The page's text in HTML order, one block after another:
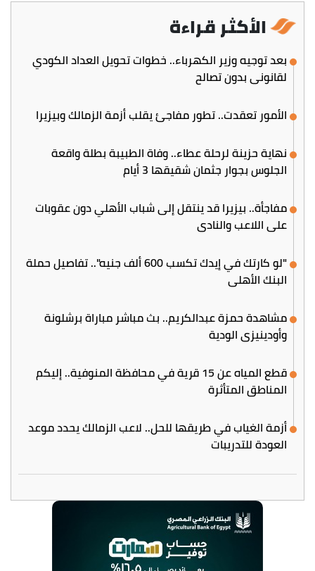
الأكثر قراءة
بعد توجيه وزير الكهرباء.. خطوات تحويل العداد الكودي
لقانوني بدون تصالح
الأمور تعقدت.. تطور مفاجئ يقلب أزمة الزمالك وبيزيرا
نهاية حزينة لرحلة عطاء.. وفاة الطبيبة بطلة واقعة
الجلوس بجوار جثمان شقيقها 3 أيام
مفاجأة.. بيزيرا قد ينتقل إلى شباب الأهلي دون عقوبات
على اللاعب والنادي
"لو كارتك في إيدك تكسب 600 ألف جنيه".. تفاصيل حملة
البنك الأهلي
مشاهدة حمزة عبدالكريم.. بث مباشر مباراة برشلونة
وأودينيزي الودية
قطع المياه عن 15 قرية في محافظة المنوفية.. إليكم
المناطق المتأثرة
أزمة الغياب في طريقها للحل.. لاعب الزمالك يحدد موعد
العودة للتدريبات